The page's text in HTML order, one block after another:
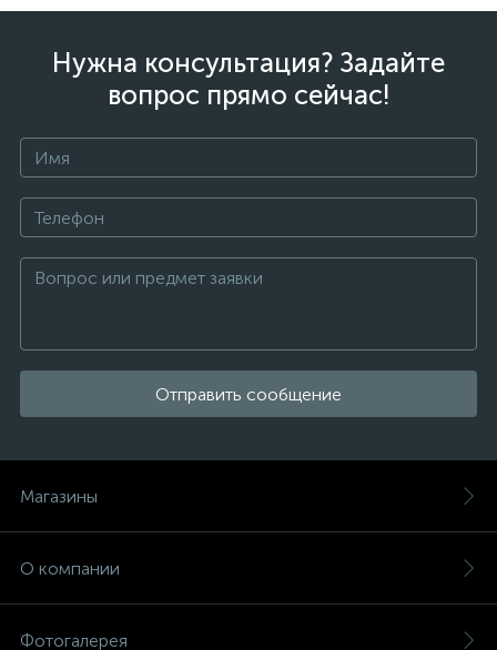
Нужна консультация? Задайте
вопрос прямо сейчас!
Отправить сообщение
Магазины
О компании
Фотогалерея